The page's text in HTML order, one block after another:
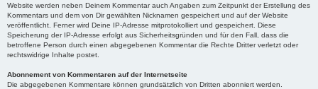
Website werden neben Deinem Kommentar auch Angaben zum Zeitpunkt der Erstellung des
Kommentars und dem von Dir gewählten Nicknamen gespeichert und auf der Website
veröffentlicht. Ferner wird Deine IP-Adresse mitprotokolliert und gespeichert. Diese
Speicherung der IP-Adresse erfolgt aus Sicherheitsgründen und für den Fall, dass die
betroffene Person durch einen abgegebenen Kommentar die Rechte Dritter verletzt oder
rechtswidrige Inhalte postet.
Abonnement von Kommentaren auf der Internetseite
Die abgegebenen Kommentare können grundsätzlich von Dritten abonniert werden.